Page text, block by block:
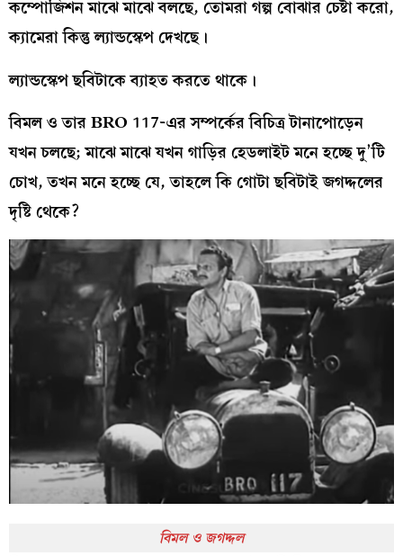
কম্পোজিশন মাঝে মাঝে বলছে, তোমরা গল্প বোঝার চেষ্টা করো,
ক্যামেরা কিন্তু ল্যান্ডস্কেপ দেখছে।
ল্যান্ডস্কেপ ছবিটাকে ব্যাহত করতে থাকে।
বিমল ও তার BRO 117-এর সম্পর্কের বিচিত্র টানাপোড়েন
যখন চলছে; মাঝে মাঝে যখন গাড়ির হেডলাইট মনে হচ্ছে দু’টি
চোখ, তখন মনে হচ্ছে যে, তাহলে কি গোটা ছবিটাই জগদ্দলের
দৃষ্টি থেকে?
বিমল ও জগদ্দল